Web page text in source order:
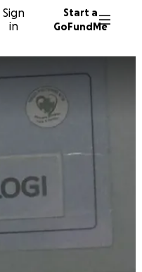
Sign
in
Start a
GoFundMe